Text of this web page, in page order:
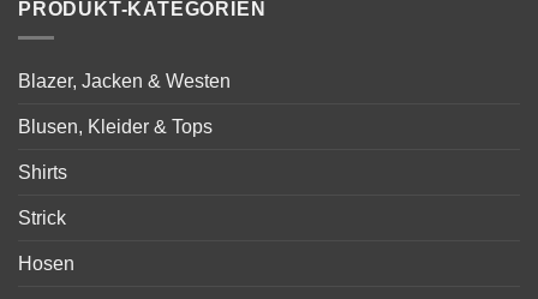
PRODUKT-KATEGORIEN
Blazer, Jacken & Westen
Blusen, Kleider & Tops
Shirts
Strick
Hosen